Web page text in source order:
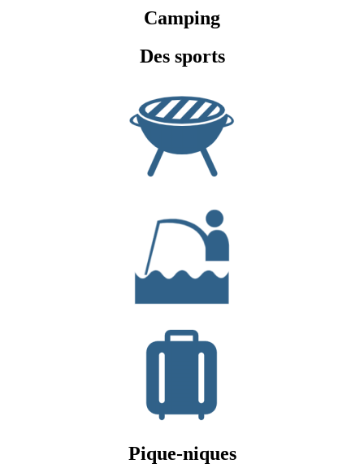
Camping
Des sports
Pique-niques